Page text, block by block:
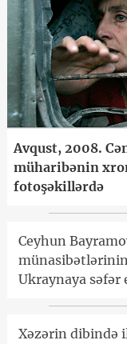
Avqust, 2008.
müharibənin
fotoşəkillərdə
Ceyhun
Ukraynaya səfər
Xəzərin dibində